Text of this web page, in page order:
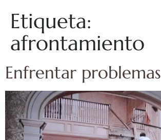
Etiqueta:
afrontamiento
Enfrentar problemas